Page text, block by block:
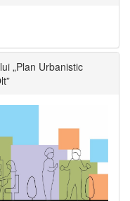
„Plan Urbanistic